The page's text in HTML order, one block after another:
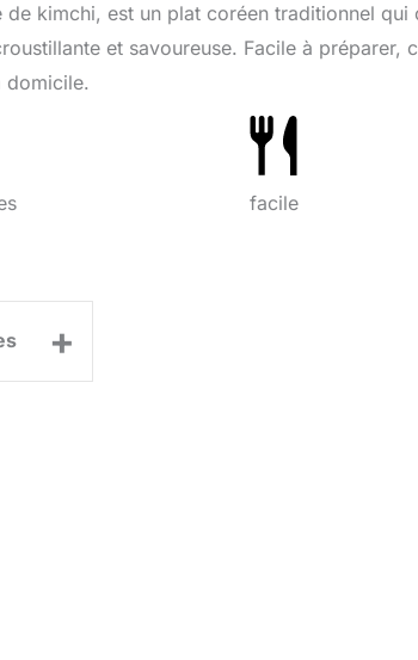
kimchi, est un plat coréen traditionnel qui
et savoureuse. Facile à préparer,
domicile.
facile
+